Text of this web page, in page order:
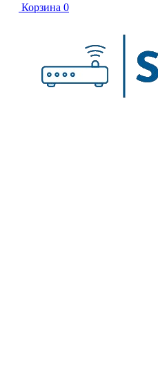
Корзина 0